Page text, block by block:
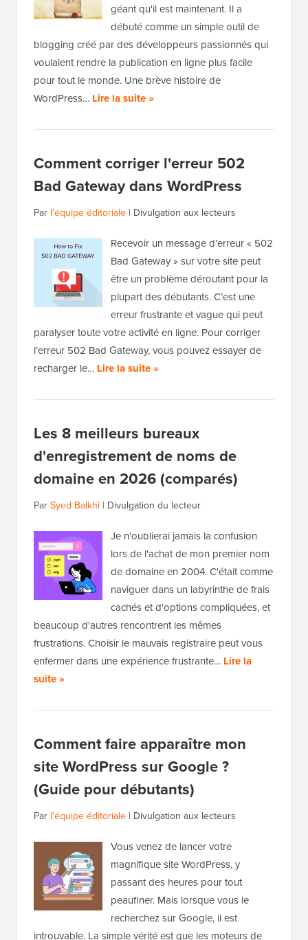
géant qu'il est maintenant. Il a
débuté comme un simple outil de
blogging créé par des développeurs passionnés qui
voulaient rendre la publication en ligne plus facile
pour tout le monde. Une brève histoire de
WordPress… Lire la suite »
Comment corriger l'erreur 502
Bad Gateway dans WordPress
Par l'équipe éditoriale | Divulgation aux lecteurs
Recevoir un message d’erreur « 502
Bad Gateway » sur votre site peut
être un problème déroutant pour la
plupart des débutants. C’est une
erreur frustrante et vague qui peut
paralyser toute votre activité en ligne. Pour corriger
l’erreur 502 Bad Gateway, vous pouvez essayer de
recharger le… Lire la suite »
Les 8 meilleurs bureaux
d'enregistrement de noms de
domaine en 2026 (comparés)
ParSyed Balkhi | Divulgation du lecteur
Je n'oublierai jamais la confusion
lors de l'achat de mon premier nom
de domaine en 2004. C'était comme
naviguer dans un labyrinthe de frais
cachés et d'options compliquées, et
beaucoup d'autres rencontrent les mêmes
frustrations. Choisir le mauvais registraire peut vous
enfermer dans une expérience frustrante… Lire la
suite »
Comment faire apparaître mon
site WordPress sur Google ?
(Guide pour débutants)
Par l'équipe éditoriale | Divulgation aux lecteurs
Vous venez de lancer votre
magnifique site WordPress, y
passant des heures pour tout
peaufiner. Mais lorsque vous le
recherchez sur Google, il est
introuvable. La simple vérité est que les moteurs de